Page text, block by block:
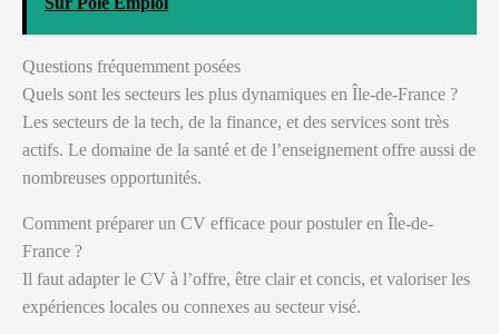
Questions fréquemment posées
Quels sont les secteurs les plus dynamiques en Île-de-France ?
Les secteurs de la tech, de la finance, et des services sont très
actifs. Le domaine de la santé et de l’enseignement offre aussi de
nombreuses opportunités.
Comment préparer un CV efficace pour postuler en Île-de-
France ?
Il faut adapter le CV à l’offre, être clair et concis, et valoriser les
expériences locales ou connexes au secteur visé.